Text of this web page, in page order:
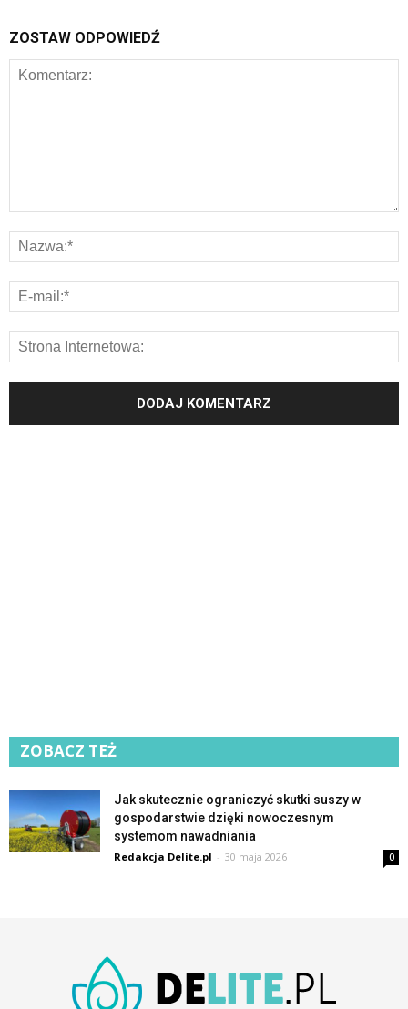
ZOSTAW ODPOWIEDŹ
ZOBACZ TEŻ
Jak skutecznie ograniczyć skutki suszy w
gospodarstwie dzięki nowoczesnym
systemom nawadniania
Redakcja Delite.pl - 30 maja 2026 0